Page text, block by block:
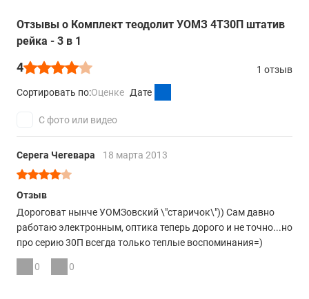
Отзывы о Комплект теодолит УОМЗ 4Т30П штатив
рейка - 3 в 1
4 1 отзыв
Сортировать по:Оценке Дате
С фото или видео
Серега Чегевара 18 марта 2013
Отзыв
Дороговат нынче УОМЗовский \"старичок\")) Сам давно
работаю электронным, оптика теперь дорого и не точно...но
про серию 30П всегда только теплые воспоминания=)
0 0